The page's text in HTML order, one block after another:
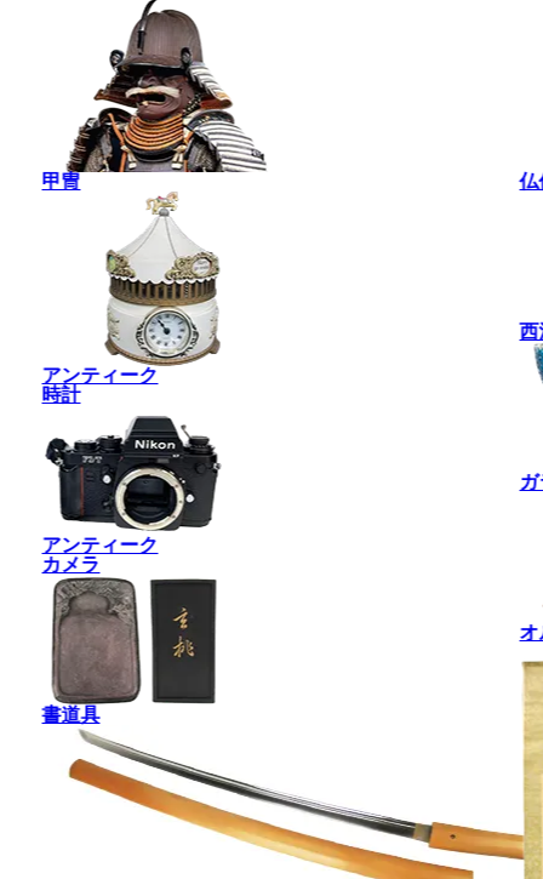
甲冑
アンティーク
時計
アンティーク
カメラ
書道具
仏
西
オ